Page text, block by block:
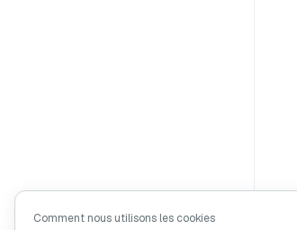
Comment nous utilisons les cookies